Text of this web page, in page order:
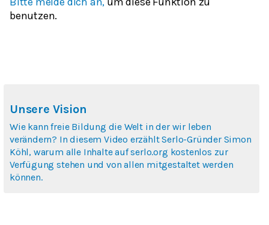
benutzen.
Unsere Vision
Wie kann freie Bildung die Welt in der wir leben
verändern? In diesem Video erzählt Serlo-Gründer Simon
Köhl, warum alle Inhalte auf serlo.org kostenlos zur
Verfügung stehen und von allen mitgestaltet werden
können.